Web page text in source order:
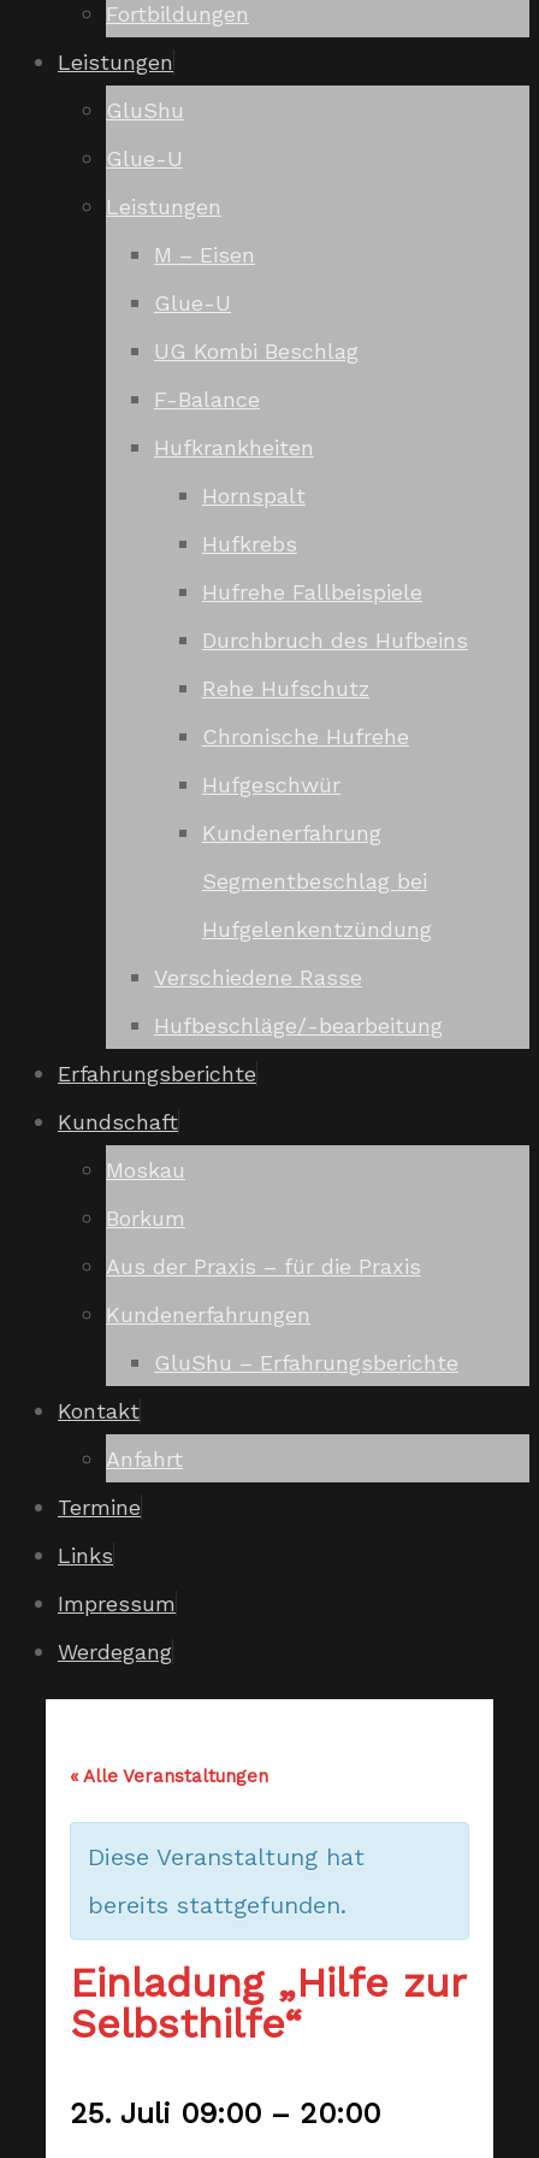
Fortbildungen
Leistungen
GluShu
Glue-U
Leistungen
M – Eisen
Glue-U
UG Kombi Beschlag
F-Balance
Hufkrankheiten
Hornspalt
Hufkrebs
Hufrehe Fallbeispiele
Durchbruch des Hufbeins
Rehe Hufschutz
Chronische Hufrehe
Hufgeschwür
Kundenerfahrung
Segmentbeschlag bei
Hufgelenkentzündung
Verschiedene Rasse
Hufbeschläge/-bearbeitung
Erfahrungsberichte
Kundschaft
Moskau
Borkum
Aus der Praxis – für die Praxis
Kundenerfahrungen
GluShu – Erfahrungsberichte
Kontakt
Anfahrt
Termine
Links
Impressum
Werdegang
« Alle Veranstaltungen
Diese Veranstaltung hat
bereits stattgefunden.
Einladung „Hilfe zur
Selbsthilfe“
25. Juli 09:00 – 20:00